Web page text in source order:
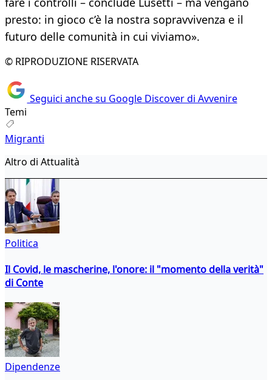
presto: in gioco c’è la nostra sopravvivenza e il
futuro delle comunità in cui viviamo».
© RIPRODUZIONE RISERVATA
Seguici anche su Google Discover di Avvenire
Temi
Migranti
Altro di Attualità
Politica
Il Covid, le mascherine, l'onore: il "momento della verità"
di Conte
Dipendenze